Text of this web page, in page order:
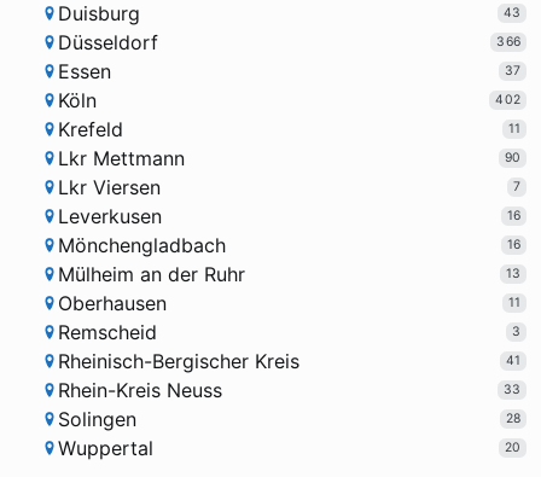
Duisburg 43
Düsseldorf 366
Essen 37
Köln 402
Krefeld 11
Lkr Mettmann 90
Lkr Viersen 7
Leverkusen 16
Mönchengladbach 16
Mülheim an der Ruhr 13
Oberhausen 11
Remscheid 3
Rheinisch-Bergischer Kreis 41
Rhein-Kreis Neuss 33
Solingen 28
Wuppertal 20